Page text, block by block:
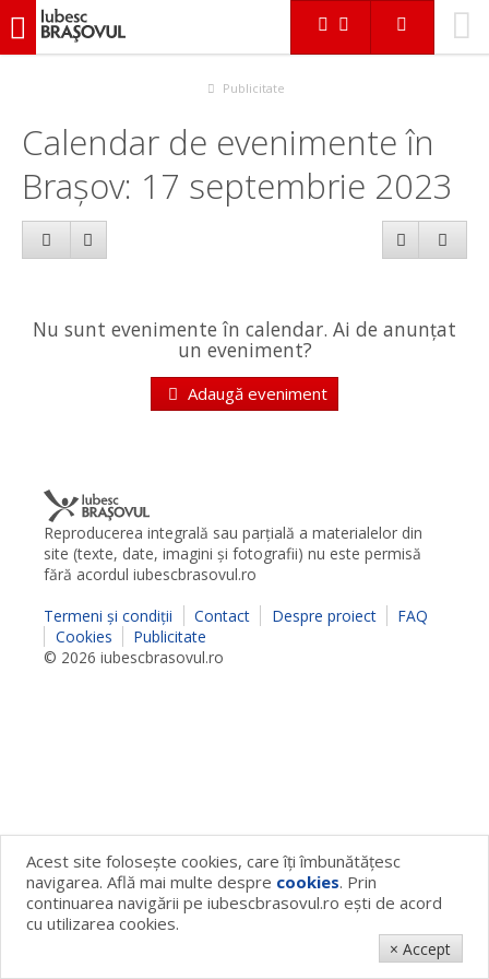
iubescbraşovul.ro
Publicitate
Calendar de evenimente în
Brașov: 17 septembrie 2023
Nu sunt evenimente în calendar. Ai de anunțat
un eveniment?
Adaugă eveniment
Reproducerea integrală sau parţială a materialelor din
site (texte, date, imagini şi fotografii) nu este permisă
fără acordul iubescbrasovul.ro
Termeni şi condiţii
Contact Despre proiect
FAQ
Cookies
Publicitate
© 2026 iubescbrasovul.ro
Acest site foloseşte cookies, care îţi îmbunătăţesc
navigarea. Află mai multe despre cookies. Prin
continuarea navigării pe iubescbrasovul.ro eşti de acord
cu utilizarea cookies.
× Accept